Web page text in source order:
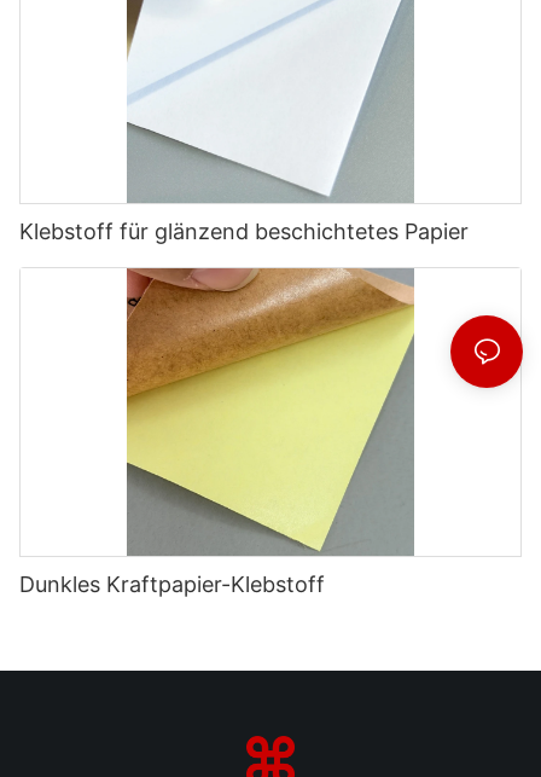
Klebstoff für glänzend beschichtetes Papier
Dunkles Kraftpapier-Klebstoff